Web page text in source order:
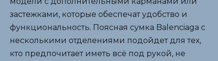
застежками, которые обеспечат удобство и
функциональность. Поясная сумка Balenciaga с
несколькими отделениями подойдет для тех,
кто предпочитает иметь всё под рукой, не